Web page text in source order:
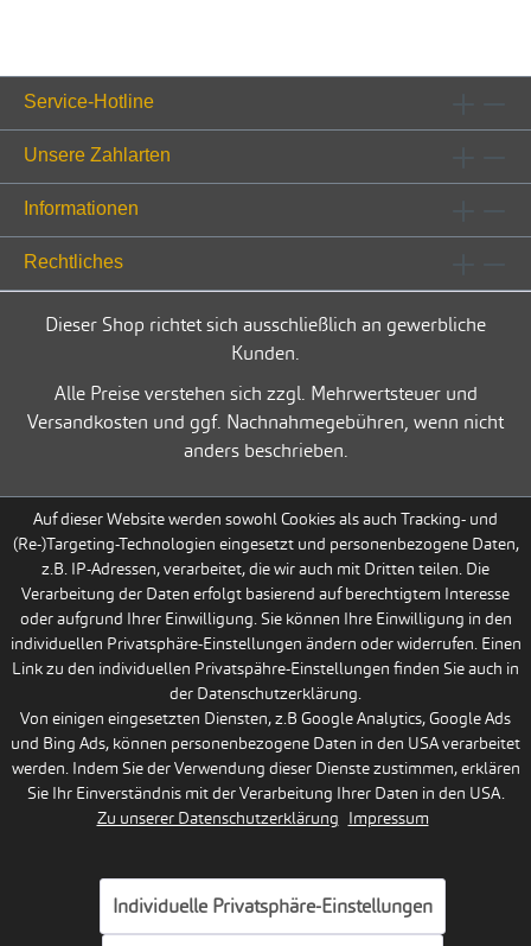
Service-Hotline
Unsere Zahlarten
Informationen
Rechtliches
Dieser Shop richtet sich ausschließlich an gewerbliche
Kunden.
Alle Preise verstehen sich zzgl. Mehrwertsteuer und
Versandkosten und ggf. Nachnahmegebühren, wenn nicht
anders beschrieben.
Auf dieser Website werden sowohl Cookies als auch Tracking- und
(Re-)Targeting-Technologien eingesetzt und personenbezogene Daten,
z.B. IP-Adressen, verarbeitet, die wir auch mit Dritten teilen. Die
Verarbeitung der Daten erfolgt basierend auf berechtigtem Interesse
oder aufgrund Ihrer Einwilligung. Sie können Ihre Einwilligung in den
individuellen Privatsphäre-Einstellungen ändern oder widerrufen. Einen
Link zu den individuellen Privatspähre-Einstellungen finden Sie auch in
der Datenschutzerklärung.
Von einigen eingesetzten Diensten, z.B Google Analytics, Google Ads
und Bing Ads, können personenbezogene Daten in den USA verarbeitet
werden. Indem Sie der Verwendung dieser Dienste zustimmen, erklären
Sie Ihr Einverständnis mit der Verarbeitung Ihrer Daten in den USA.
Zu unserer Datenschutzerklärung Impressum
Individuelle Privatsphäre-Einstellungen